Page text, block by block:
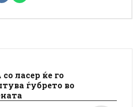
ласер ќе го
ѓубрето во